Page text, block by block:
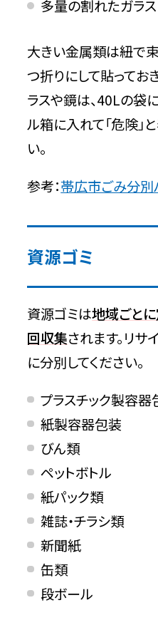
多量の割れたガラス
大きい金属類は紐で
つ折りにして貼ってお
ラスや鏡は、40Lの袋
ル箱に入れて「危険」
い。
参考：帯広市ごみ分別
資源ゴミ
資源ゴミは地域ごと
回収集されます。リ
に分別してください。
プラスチック製容器
紙製容器包装
びん類
ペットボトル
紙パック類
雑誌・チラシ類
新聞紙
缶類
段ボール